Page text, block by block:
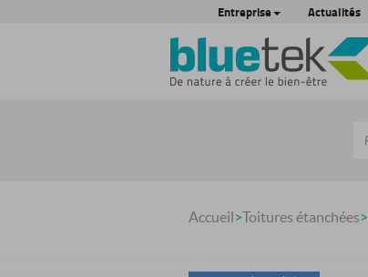
Entreprise Actualités
Accueil>Toitures étanchées>